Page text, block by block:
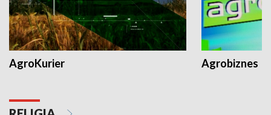
AgroKurier Agrobiznes